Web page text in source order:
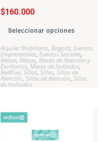
$160.000
Seleccionar opciones
Alquiler Mobiliario, Bogotá, Eventos
Empresariales, Eventos Sociales,
Mesas, Mesas, Mesas de Atención y
Escritorios, Mesas de Invitados,
RedKiwi, Sillas, Sillas, Sillas de
Atención, Sillas de Atención, Sillas
de Invitados